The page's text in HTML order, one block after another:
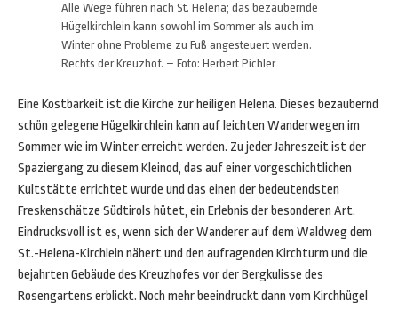
Alle Wege führen nach St. Helena; das bezaubernde
Hügelkirchlein kann sowohl im Sommer als auch im
Winter ohne Probleme zu Fuß angesteuert werden.
Rechts der Kreuzhof. – Foto: Herbert Pichler
Eine Kostbarkeit ist die Kirche zur heiligen Helena. Dieses bezaubernd
schön gelegene Hügelkirchlein kann auf leichten Wanderwegen im
Sommer wie im Winter erreicht werden. Zu jeder Jahreszeit ist der
Spaziergang zu diesem Kleinod, das auf einer vorgeschichtlichen
Kultstätte errichtet wurde und das einen der bedeutendsten
Freskenschätze Südtirols hütet, ein Erlebnis der besonderen Art.
Eindrucksvoll ist es, wenn sich der Wanderer auf dem Waldweg dem
St.-Helena-Kirchlein nähert und den aufragenden Kirchturm und die
bejahrten Gebäude des Kreuzhofes vor der Bergkulisse des
Rosengartens erblickt. Noch mehr beeindruckt dann vom Kirchhügel